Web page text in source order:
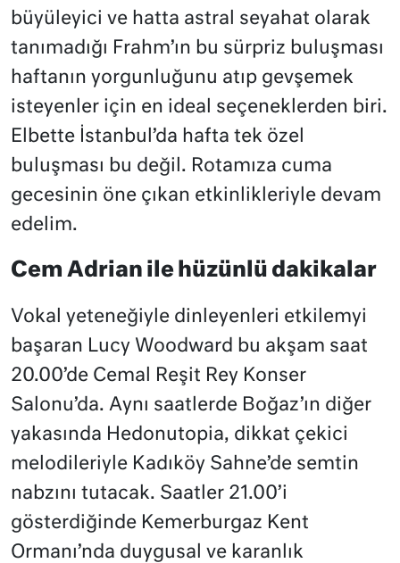
büyüleyici ve hatta astral seyahat olarak
tanımadığı Frahm’ın bu sürpriz buluşması
haftanın yorgunluğunu atıp gevşemek
isteyenler için en ideal seçeneklerden biri.
Elbette İstanbul’da hafta tek özel
buluşması bu değil. Rotamıza cuma
gecesinin öne çıkan etkinlikleriyle devam
edelim.
Cem Adrian ile hüzünlü dakikalar
Vokal yeteneğiyle dinleyenleri etkilemyi
başaran Lucy Woodward bu akşam saat
20.00’de Cemal Reşit Rey Konser
Salonu’da. Aynı saatlerde Boğaz’ın diğer
yakasında Hedonutopia, dikkat çekici
melodileriyle Kadıköy Sahne’de semtin
nabzını tutacak. Saatler 21.00’i
gösterdiğinde Kemerburgaz Kent
Ormanı’nda duygusal ve karanlık